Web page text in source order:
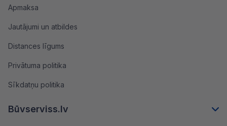
Apmaksa
Jautājumi un atbildes
Distances līgums
Privātuma politika
Sīkdatņu politika
Būvserviss.lv